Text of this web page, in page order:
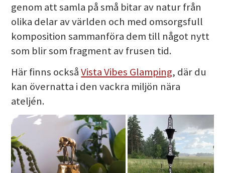
genom att samla på små bitar av natur från
olika delar av världen och med omsorgsfull
komposition sammanföra dem till något nytt
som blir som fragment av frusen tid.
Här finns ocksåVista Vibes Glamping, där du
kan övernatta i den vackra miljön nära
ateljén.